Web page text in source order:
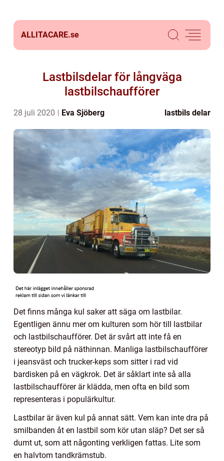
ALLITACARE.se
Lastbilsdelar för långväga
lastbilschaufförer
28 juli 2020 Eva Sjöberg lastbils delar
Det finns många kul saker att säga om lastbilar.
Egentligen ännu mer om kulturen som hör till lastbilar
och lastbilschaufförer. Det är svårt att inte få en
stereotyp bild på näthinnan. Manliga lastbilschaufförer
i jeansväst och trucker-keps som sitter i rad vid
bardisken på en vägkrok. Det är såklart inte så alla
lastbilschaufförer är klädda, men ofta en bild som
representeras i populärkultur.
Lastbilar är även kul på annat sätt. Vem kan inte dra på
smilbanden åt en lastbil som kör utan släp? Det ser så
dumt ut, som att någonting verkligen fattas. Lite som
en halvtom tandkrämstub.